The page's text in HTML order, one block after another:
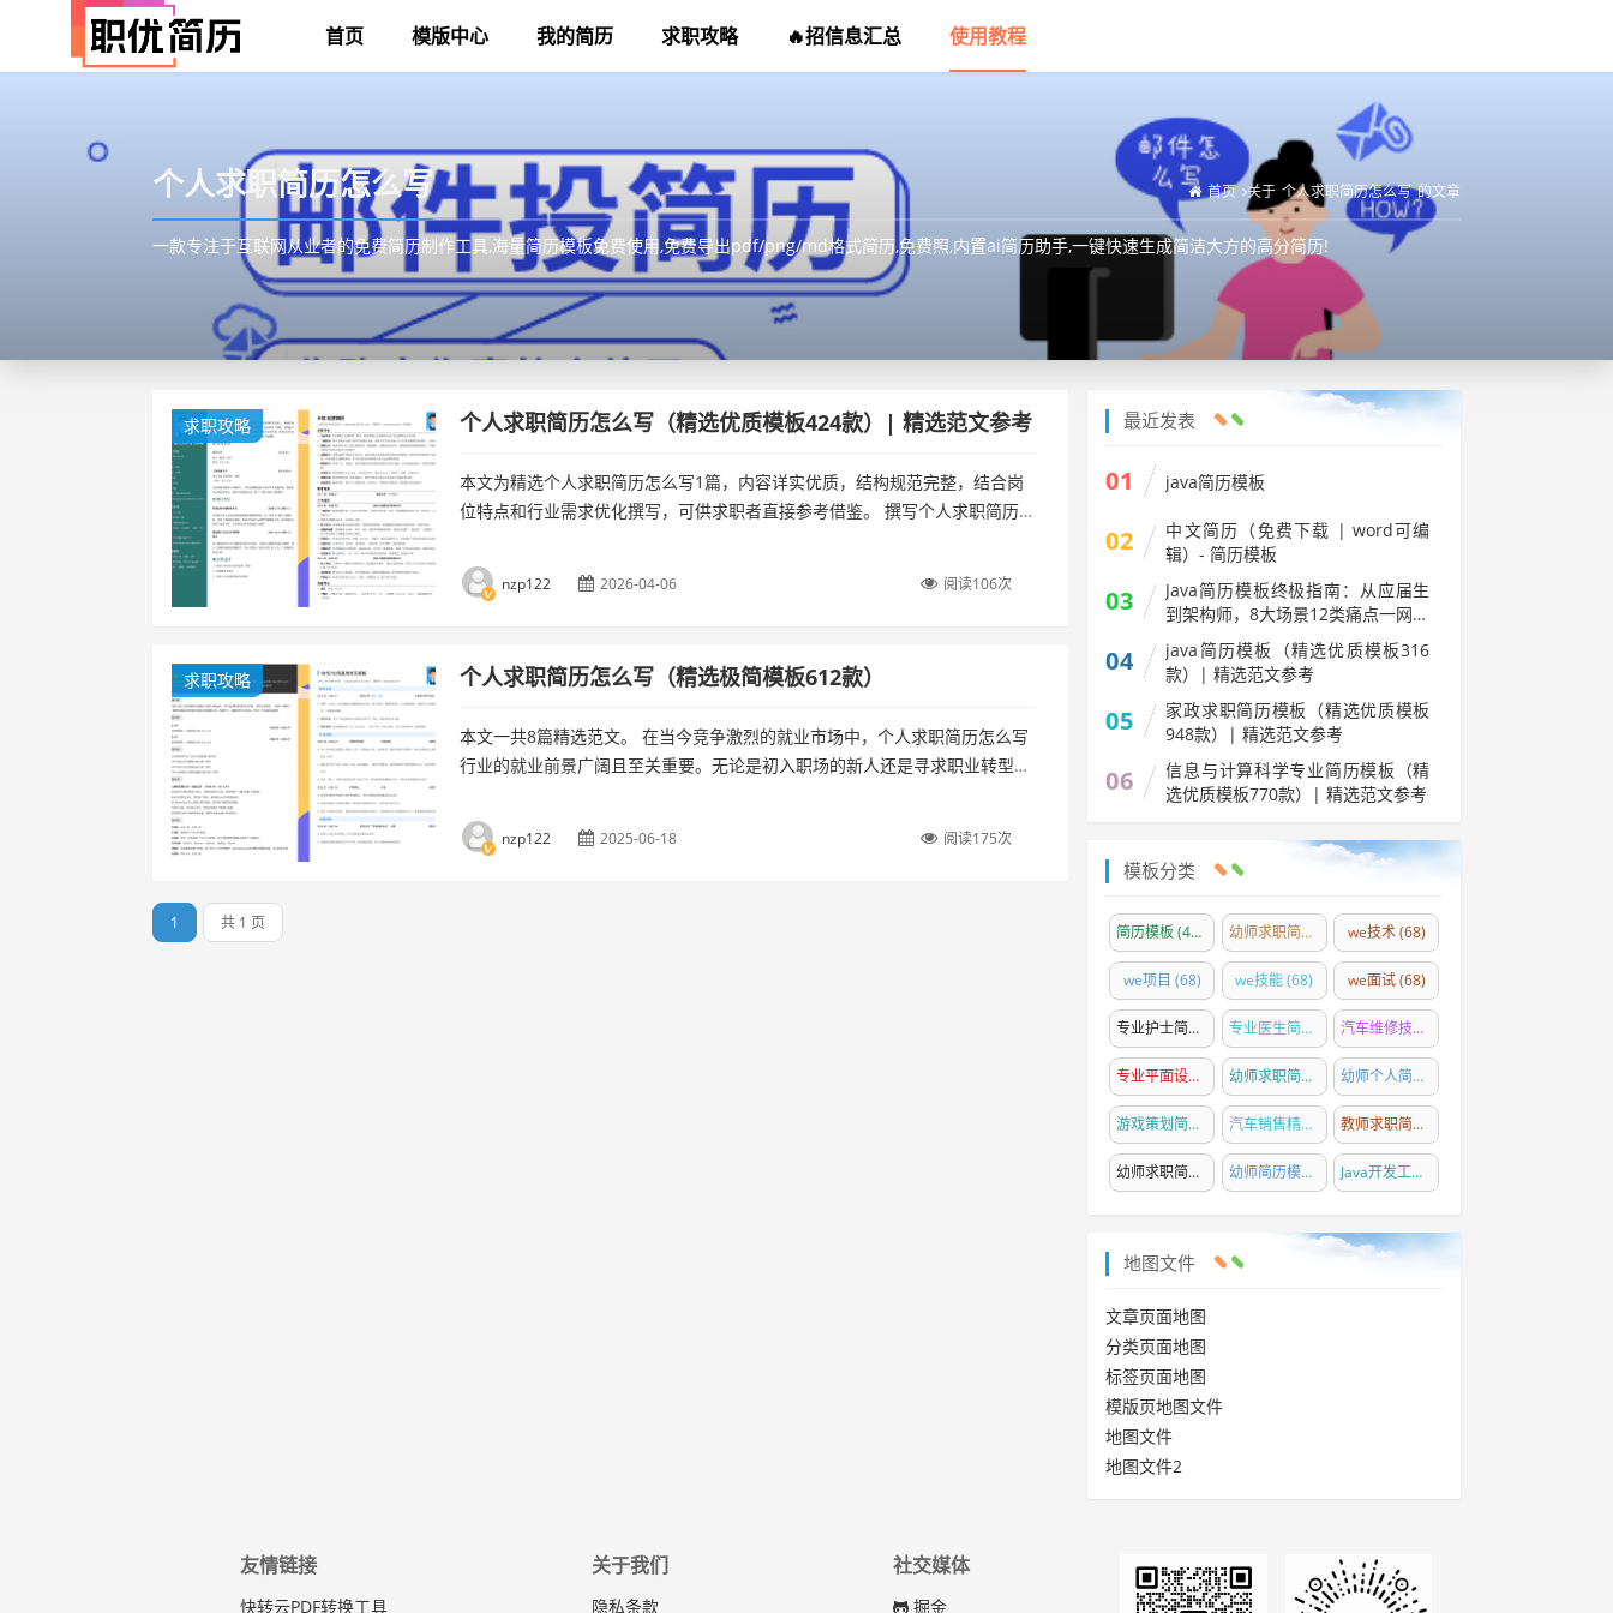
首页 模版中心 我的简历 求职攻略 🔥招信息汇总 使用教程
个人求职简历怎么写 首页 关于 个人求职简历怎么写 的文章
一款专注于互联网从业者的免费简历制作工具,海量简历模板免费使用,免费导出pdf/png/md格式简历,免费照,内置ai简历助手,一键快速生成简洁大方的高分简历!
求职攻略 个人求职简历怎么写（精选优质模板424款）| 精选范文参考
本文为精选个人求职简历怎么写1篇，内容详实优质，结构规范完整，结合岗
位特点和行业需求优化撰写，可供求职者直接参考借鉴。 撰写个人求职简历怎
份优质的个...
nzp122 2026-04-06 阅读106次
求职攻略 个人求职简历怎么写（精选极简模板612款）
本文一共8篇精选范文。 在当今竞争激烈的就业市场中，个人求职简历怎么写
行业的就业前景广阔且至关重要。无论是初入职场的新人还是寻求职业转型的
怎么写简历...
nzp122 2025-06-18 阅读175次
1 共 1 页
最近发表
01 java简历模板
02
中文简历（免费下载 | word可编
辑）- 简历模板
03
Java简历模板终极指南：从应届生
到架构师，8大场景12类痛点一网打
尽
04
java简历模板（精选优质模板316
款）| 精选范文参考
05
家政求职简历模板（精选优质模板
948款）| 精选范文参考
06
信息与计算科学专业简历模板（精
选优质模板770款）| 精选范文参考
模板分类
简历模板 (4300) 幼师求职简历模板精选 (84)
we技术(68)
we项目 (68) we技能(68) we面试(68)
专业护士简历模板精选 (54) 专业医生简历模板精选 (35) 汽车维修技师简历模板
专业平面设计师简历模板精选 (25)
幼师求职简历模板撰写指南 (24)
幼师个人简历模板精选
游戏策划简历模板精选 (22) 汽车销售精英简历模板 (21) 教师求职简历模板精选
幼师求职简历撰写指南与模板 (19)
幼师简历模板精选 (18) Java开发工程师简历模板精选
地图文件
文章页面地图
分类页面地图
标签页面地图
模版页地图文件
地图文件
地图文件2
友情链接
快转云PDF转换工具
关于我们
隐私条款
社交媒体
掘金